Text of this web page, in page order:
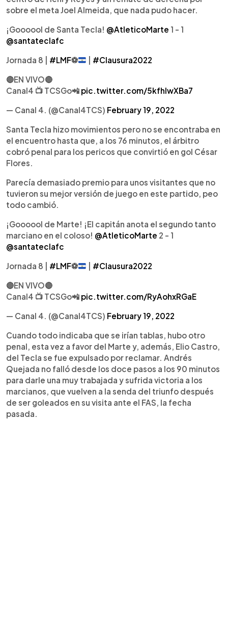
sobre el meta Joel Almeida, que nada pudo hacer.
¡Goooool de Santa Tecla! @AtleticoMarte 1 - 1
@santateclafc
Jornada 8 | #LMF⚽️
#Clausura2022
🔴EN VIVO🔴
Canal4 📺 TCSGo📲 pic.twitter.com/5kfhlwXBa7
— Canal 4. (@Canal4TCS) February 19, 2022
Santa Tecla hizo movimientos pero no se encontraba en
el encuentro hasta que, a los 76 minutos, el árbitro
cobró penal para los pericos que convirtió en gol César
Flores.
Parecía demasiado premio para unos visitantes que no
tuvieron su mejor versión de juego en este partido, peo
todo cambió.
¡Goooool de Marte! ¡El capitán anota el segundo tanto
marciano en el coloso! @AtleticoMarte 2 - 1
@santateclafc
Jornada 8 | #LMF⚽️
#Clausura2022
🔴EN VIVO🔴
Canal4 📺 TCSGo📲 pic.twitter.com/RyAohxRGaE
— Canal 4. (@Canal4TCS) February 19, 2022
Cuando todo indicaba que se irían tablas, hubo otro
penal, esta vez a favor del Marte y, además, Elio Castro,
del Tecla se fue expulsado por reclamar. Andrés
Quejada no falló desde los doce pasos a los 90 minutos
para darle una muy trabajada y sufrida victoria a los
marcianos, que vuelven a la senda del triunfo después
de ser goleados en su visita ante el FAS, la fecha
pasada.